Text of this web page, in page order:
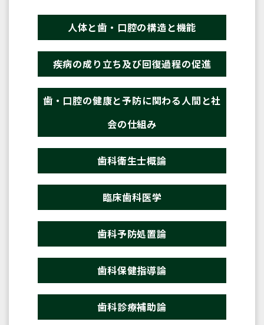
人体と歯・口腔の構造と機能
疾病の成り立ち及び回復過程の促進
歯・口腔の健康と予防に関わる人間と社
会の仕組み
歯科衛生士概論
臨床歯科医学
歯科予防処置論
歯科保健指導論
歯科診療補助論